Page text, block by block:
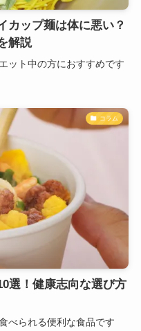
カップ麺は体に悪い？
解説
ット中の方におすすめです
コラム
選！健康志向な選び方
べられる便利な食品です